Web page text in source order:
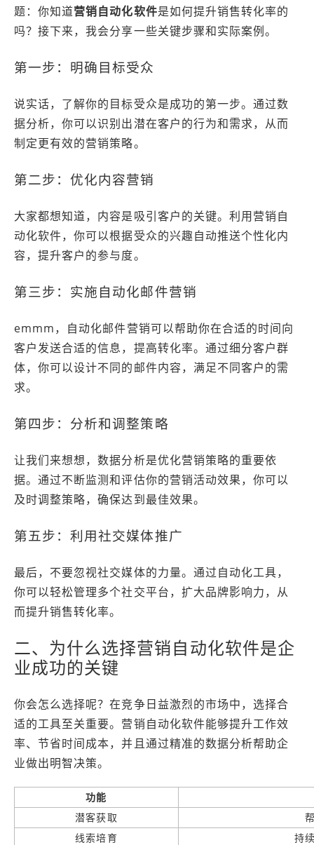
题：你知道营销自动化软件是如何提升销售转化率的
吗？接下来，我会分享一些关键步骤和实际案例。
第一步：明确目标受众
说实话，了解你的目标受众是成功的第一步。通过数
据分析，你可以识别出潜在客户的行为和需求，从而
制定更有效的营销策略。
第二步：优化内容营销
大家都想知道，内容是吸引客户的关键。利用营销自
动化软件，你可以根据受众的兴趣自动推送个性化内
容，提升客户的参与度。
第三步：实施自动化邮件营销
emmm，自动化邮件营销可以帮助你在合适的时间向
客户发送合适的信息，提高转化率。通过细分客户群
体，你可以设计不同的邮件内容，满足不同客户的需
求。
第四步：分析和调整策略
让我们来想想，数据分析是优化营销策略的重要依
据。通过不断监测和评估你的营销活动效果，你可以
及时调整策略，确保达到最佳效果。
第五步：利用社交媒体推广
最后，不要忽视社交媒体的力量。通过自动化工具，
你可以轻松管理多个社交平台，扩大品牌影响力，从
而提升销售转化率。
二、为什么选择营销自动化软件是企
业成功的关键
你会怎么选择呢？在竞争日益激烈的市场中，选择合
适的工具至关重要。营销自动化软件能够提升工作效
率、节省时间成本，并且通过精准的数据分析帮助企
业做出明智决策。
功能
潜客获取
线索培育
持